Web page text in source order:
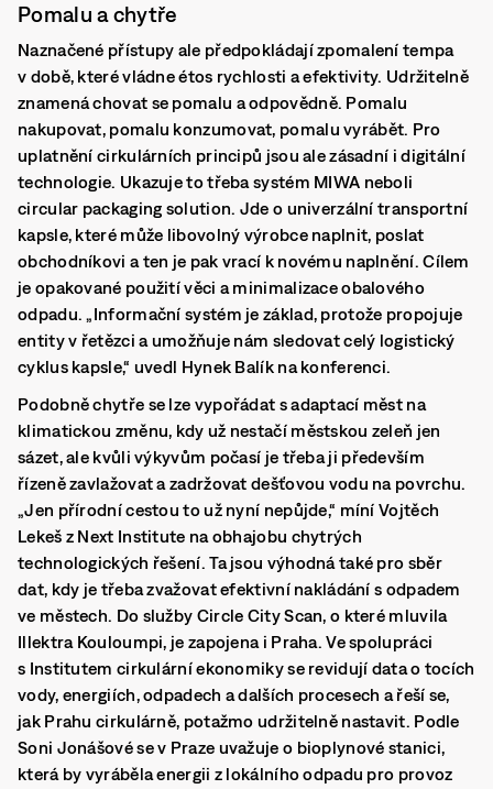
Pomalu a chytře
Naznačené přístupy ale předpokládají zpomalení tempa
v době, které vládne étos rychlosti a efektivity. Udržitelně
znamená chovat se pomalu a odpovědně. Pomalu
nakupovat, pomalu konzumovat, pomalu vyrábět. Pro
uplatnění cirkulárních principů jsou ale zásadní i digitální
technologie. Ukazuje to třeba systém MIWA neboli
circular packaging solution. Jde o univerzální transportní
kapsle, které může libovolný výrobce naplnit, poslat
obchodníkovi a ten je pak vrací k novému naplnění. Cílem
je opakované použití věci a minimalizace obalového
odpadu. „Informační systém je základ, protože propojuje
entity v řetězci a umožňuje nám sledovat celý logistický
cyklus kapsle,“ uvedl Hynek Balík na konferenci.
Podobně chytře se lze vypořádat s adaptací měst na
klimatickou změnu, kdy už nestačí městskou zeleň jen
sázet, ale kvůli výkyvům počasí je třeba ji především
řízeně zavlažovat a zadržovat dešťovou vodu na povrchu.
„Jen přírodní cestou to už nyní nepůjde,“ míní Vojtěch
Lekeš z Next Institute na obhajobu chytrých
technologických řešení. Ta jsou výhodná také pro sběr
dat, kdy je třeba zvažovat efektivní nakládání s odpadem
ve městech. Do služby Circle City Scan, o které mluvila
Illektra Kouloumpi, je zapojena i Praha. Ve spolupráci
s Institutem cirkulární ekonomiky se revidují data o tocích
vody, energiích, odpadech a dalších procesech a řeší se,
jak Prahu cirkulárně, potažmo udržitelně nastavit. Podle
Soni Jonášové se v Praze uvažuje o bioplynové stanici,
která by vyráběla energii z lokálního odpadu pro provoz